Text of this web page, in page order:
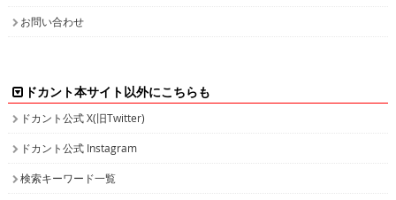
お問い合わせ
ドカント本サイト以外にこちらも
ドカント公式 X(旧Twitter)
ドカント公式 Instagram
検索キーワード一覧